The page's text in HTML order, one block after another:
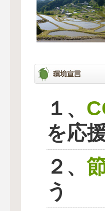
１、
を応
２、
う